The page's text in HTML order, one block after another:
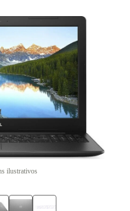
ilustrativos